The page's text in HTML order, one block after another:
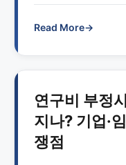
Read More→
연구비 부정
지나? 기업·
쟁점